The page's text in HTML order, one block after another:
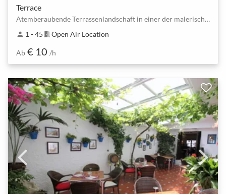
Terrace
Atemberaubende Terrassenlandschaft in einer der malerischsten Städte Spaniens
person 1 - 45 meeting_room Open Air Location
Ab € 10 /h